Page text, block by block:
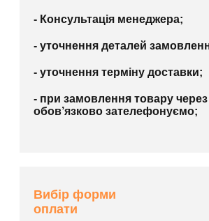
- Консультація менеджера;
- уточнення деталей
- уточнення терміну доставки;
- при замовлення товару
обов’язково зателефонуємо;
Вибір форми
оплати